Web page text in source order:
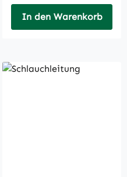
In den Warenkorb